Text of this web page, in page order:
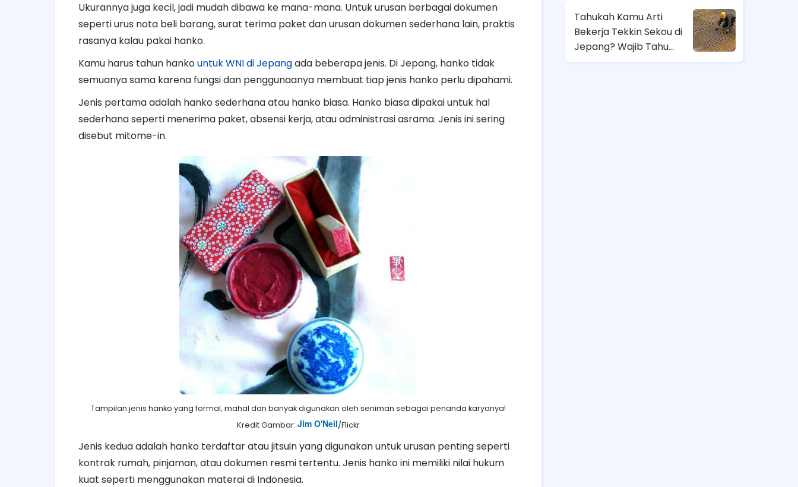
Ukurannya juga kecil, jadi mudah dibawa ke mana-mana. Untuk urusan berbagai dokumen
seperti urus nota beli barang, surat terima paket dan urusan dokumen sederhana lain, praktis
rasanya kalau pakai hanko.
Kamu harus tahun hankountuk WNI di Jepangada beberapa jenis. Di Jepang, hanko tidak
semuanya sama karena fungsi dan penggunaanya membuat tiap jenis hanko perlu dipahami.
Jenis pertama adalah hanko sederhana atau hanko biasa. Hanko biasa dipakai untuk hal
sederhana seperti menerima paket, absensi kerja, atau administrasi asrama. Jenis ini sering
disebut mitome-in.
Tampilan jenis hanko yang formal, mahal dan banyak digunakan oleh seniman sebagai penanda karyanya!
Kredit Gambar: Jim O'Neil/Flickr
Jenis kedua adalah hanko terdaftar atau jitsuin yang digunakan untuk urusan penting seperti
kontrak rumah, pinjaman, atau dokumen resmi tertentu. Jenis hanko ini memiliki nilai hukum
kuat seperti menggunakan materai di Indonesia.
Tahukah Kamu Arti
Bekerja Tekkin Sekou di
Jepang? Wajib Tahu
Sebelum Pilih Job